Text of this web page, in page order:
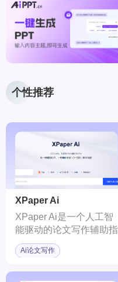
个性推荐
XPaper Ai
XPaper Ai是一个人工智
能驱动的论文写作辅助指
导平台。
Ai论文写作